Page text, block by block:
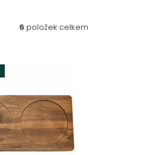
6 položek celkem